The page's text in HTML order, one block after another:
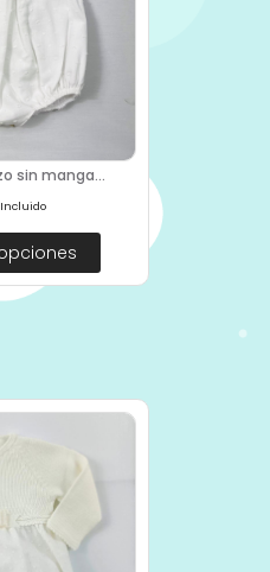
sin manga...
Incluido